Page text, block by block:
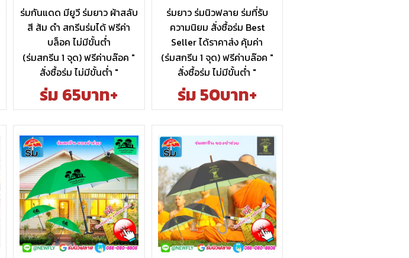
ร่มกันแดด มียูวี ร่มยาว ผ้าสลับ
สี ส้ม ดำ สกรีนร่มได้ ฟรีค่า
บล็อค ไม่มีขั้นต่ำ
(ร่มสกรีน 1 จุด) ฟรีค่าบล๊อค "
สั่งซื้อร่ม ไม่มีขั้นต่ำ "
ร่ม 65บาท+
ร่มยาว ร่มนิวฟลาย ร่มที่รับ
ความนิยม สั่งซื้อร่ม Best
Seller ได้ราคาส่ง คุ้มค่า
(ร่มสกรีน 1 จุด) ฟรีค่าบล๊อค "
สั่งซื้อร่ม ไม่มีขั้นต่ำ "
ร่ม 50บาท+